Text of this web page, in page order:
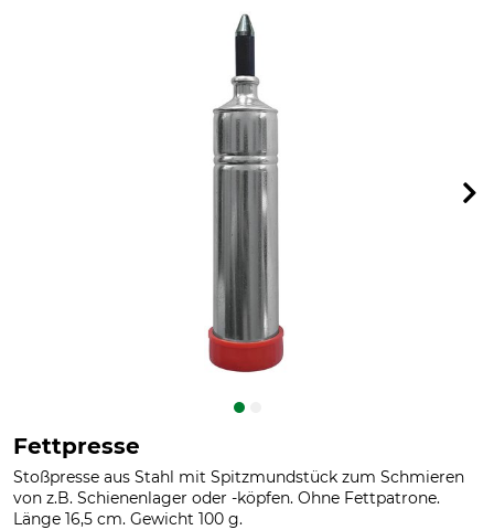
Fettpresse
Stoßpresse aus Stahl mit Spitzmundstück zum Schmieren
von z.B. Schienenlager oder -köpfen. Ohne Fettpatrone.
Länge 16,5 cm. Gewicht 100 g.